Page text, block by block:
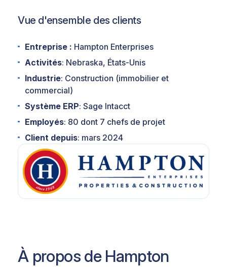
Vue d'ensemble des clients
Entreprise : Hampton Enterprises
Activités: Nebraska, États-Unis
Industrie: Construction (immobilier et
commercial)
Système ERP: Sage Intacct
Employés: 80 dont 7 chefs de projet
Client depuis: mars 2024
À propos de Hampton